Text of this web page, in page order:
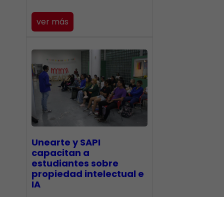
ver más
Unearte y SAPI
capacitan a
estudiantes sobre
propiedad intelectual e
IA